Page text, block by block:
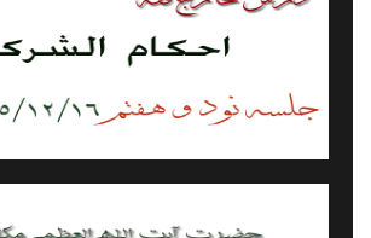
احکام شرکت - جلسه ۰۹۷ - ۹۵/۱۲/۱۶